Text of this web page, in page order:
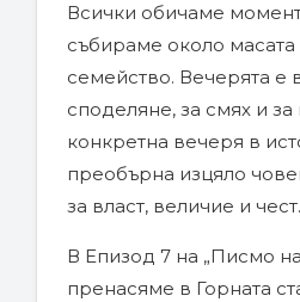
Всички обичаме
събираме около масата
семейство. Вечерята е
споделяне, за смях и
конкретна вечеря в
преобърна изцяло
за власт, величие и чест.
В Епизод 7 на „Писмо
пренасяме в Горната